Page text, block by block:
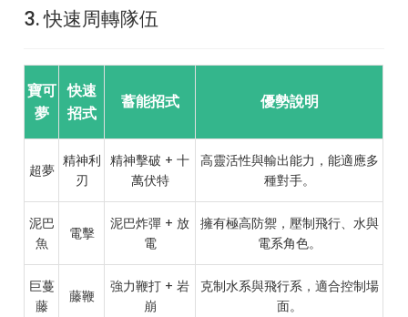
3. 快速周轉隊伍
寶可
夢
快速
招式
蓄能招式 優勢說明
超夢
精神利
刃
精神擊破 + 十
萬伏特
高靈活性與輸出能力，能適應多
種對手。
泥巴
魚
電擊
泥巴炸彈 + 放
電
擁有極高防禦，壓制飛行、水與
電系角色。
巨蔓
藤
藤鞭
強力鞭打 + 岩
崩
克制水系與飛行系，適合控制場
面。